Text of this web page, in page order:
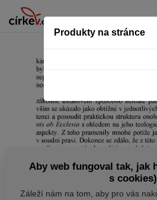
Produkty na stránce
Aby web fungoval tak, jak
s cookies)
Záleží nám na tom, aby pro vás